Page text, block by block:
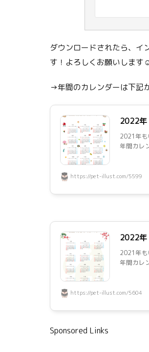
ダウンロードされたら、イ
す！よろしくお願いします
→年間のカレンダーは下記
2022年
2021年
年間カレ
https://pet-illust.com/5599
2022年
2021年
年間カレ
https://pet-illust.com/5604
Sponsored Links